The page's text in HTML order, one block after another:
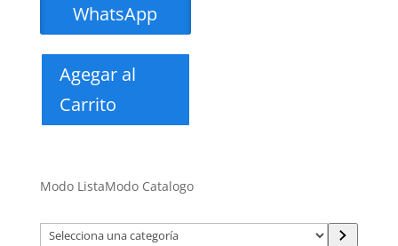
WhatsApp
Agegar al
Carrito
Modo ListaModo Catalogo
Selecciona